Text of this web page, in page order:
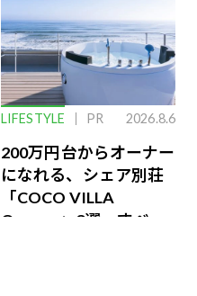
LIFESTYLE PR 2026.8.6
200万円台からオーナー
になれる、シェア別荘
「COCO VILLA
Owners」3選。すべて